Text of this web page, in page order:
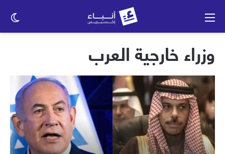
وزراء خارجية العرب